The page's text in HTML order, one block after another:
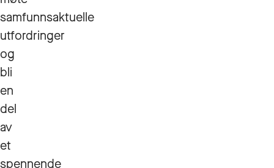
samfunnsaktuelle
utfordringer
og
bli
en
del
av
et
spennende